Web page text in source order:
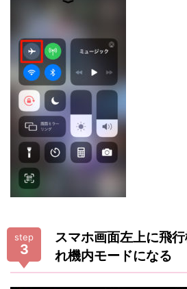
step
3
スマホ画面左上に飛
れ機内モードになる